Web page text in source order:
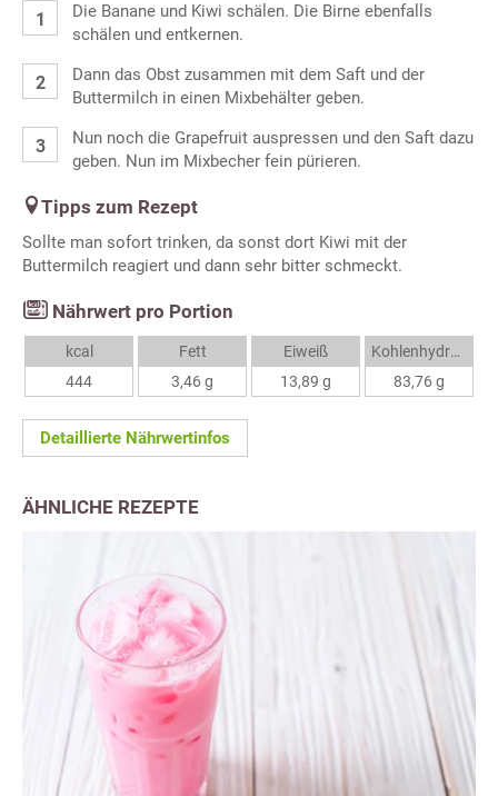
Die Banane und Kiwi schälen. Die Birne ebenfalls
schälen und entkernen.
Dann das Obst zusammen mit dem Saft und der
Buttermilch in einen Mixbehälter geben.
Nun noch die Grapefruit auspressen und den Saft dazu
geben. Nun im Mixbecher fein pürieren.
Tipps zum Rezept
Sollte man sofort trinken, da sonst dort Kiwi mit der
Buttermilch reagiert und dann sehr bitter schmeckt.
Nährwert pro Portion
kcal
444
Fett
3,46 g
Eiweiß
13,89 g
Kohlenhydrate
83,76 g
Detaillierte Nährwertinfos
ÄHNLICHE REZEPTE